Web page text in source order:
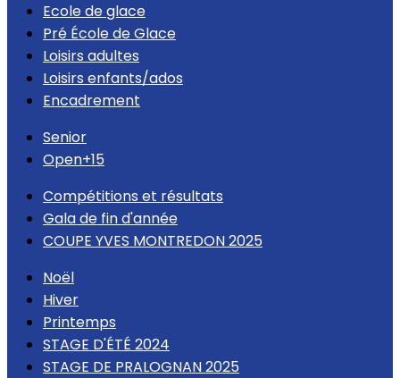
Ecole de glace
Pré École de Glace
Loisirs adultes
Loisirs enfants/ados
Encadrement
Senior
Open+15
Compétitions et résultats
Gala de fin d'année
COUPE YVES MONTREDON 2025
Noël
Hiver
Printemps
STAGE D'ÉTÉ 2024
STAGE DE PRALOGNAN 2025